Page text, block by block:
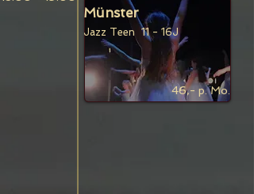
Münster
Jazz Teen 11- 16J
46,- p. Mo.